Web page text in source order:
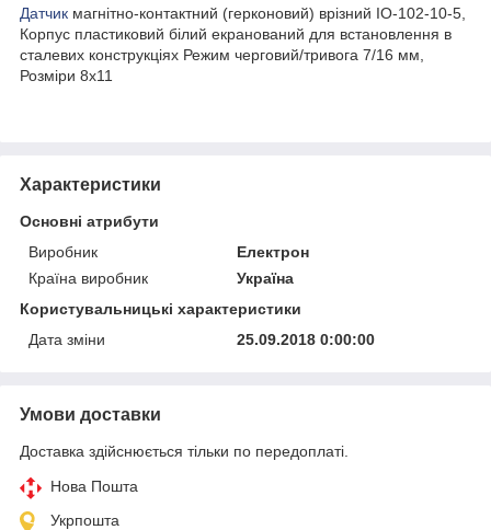
Датчик магнітно-контактний (герконовий) врізний ІО-102-10-5,
Корпус пластиковий білий екранований для встановлення в
сталевих конструкціях Режим черговий/тривога 7/16 мм,
Розміри 8х11
Характеристики
Основні атрибути
Виробник
Електрон
Країна виробник
Україна
Користувальницькі характеристики
Дата зміни
25.09.2018 0:00:00
Умови доставки
Доставка здійснюється тільки по передоплаті.
Нова Пошта
Укрпошта